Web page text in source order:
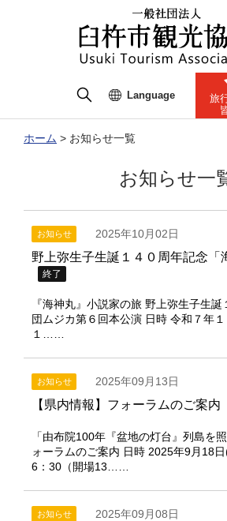
Language
旅
ホーム > お知らせ一覧
お知らせ一
お知らせ 2025年10月02日
野上弥生子生誕１４０周年記念「
終了
『海神丸』小説家の旅 野上弥生子生
団ムジカ第６回本公演 日時 令和７年
１……
お知らせ 2025年09月13日
【県内情報】フォーラムのご案内
「由布院100年『盆地の灯台』列島を
ォーラムのご案内 日時 2025年9月18
6：30（開場13……
お知らせ 2025年09月08日